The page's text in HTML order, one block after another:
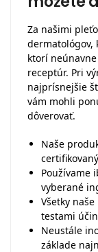
Za našimi
dermatológov,
ktorí
receptúr. Pri
najprísnejšie
vám mohli
dôverovať.
Naše
Používame
vyberané
Všetky
testami
Neustále
základe